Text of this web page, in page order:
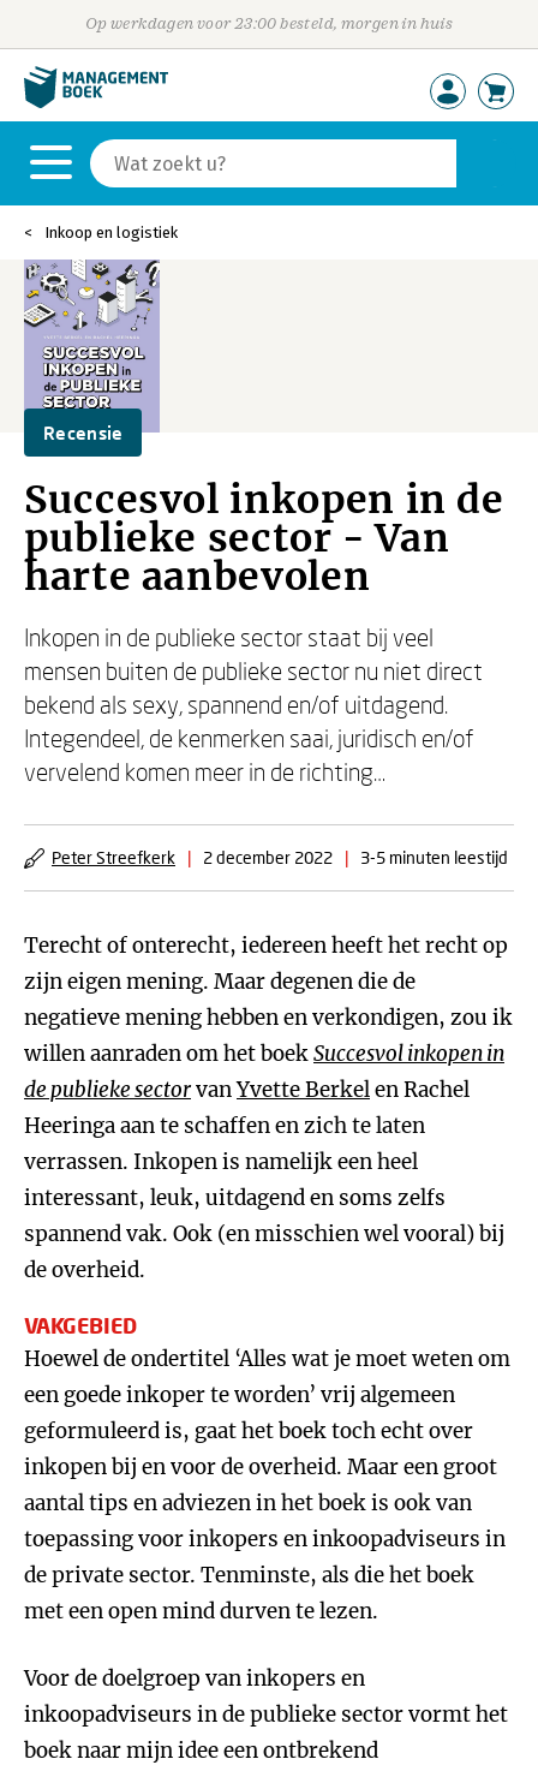
Op werkdagen voor 23:00 besteld, morgen in huis
Inkoop en logistiek
Recensie
Succesvol inkopen in de
publieke sector - Van
harte aanbevolen
Inkopen in de publieke sector staat bij veel
mensen buiten de publieke sector nu niet direct
bekend als sexy, spannend en/of uitdagend.
Integendeel, de kenmerken saai, juridisch en/of
vervelend komen meer in de richting…
Peter Streefkerk | 2 december 2022 | 3-5 minuten leestijd
Terecht of onterecht, iedereen heeft het recht op
zijn eigen mening. Maar degenen die de
negatieve mening hebben en verkondigen, zou ik
willen aanraden om het boekSuccesvol inkopen in
de publieke sectorvanYvette Berkelen Rachel
Heeringa aan te schaffen en zich te laten
verrassen. Inkopen is namelijk een heel
interessant, leuk, uitdagend en soms zelfs
spannend vak. Ook (en misschien wel vooral) bij
de overheid.
VAKGEBIED
Hoewel de ondertitel ‘Alles wat je moet weten om
een goede inkoper te worden’ vrij algemeen
geformuleerd is, gaat het boek toch echt over
inkopen bij en voor de overheid. Maar een groot
aantal tips en adviezen in het boek is ook van
toepassing voor inkopers en inkoopadviseurs in
de private sector. Tenminste, als die het boek
met een open mind durven te lezen.
Voor de doelgroep van inkopers en
inkoopadviseurs in de publieke sector vormt het
boek naar mijn idee een ontbrekend